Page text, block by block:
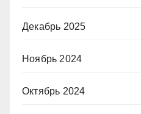
Декабрь 2025
Ноябрь 2024
Октябрь 2024